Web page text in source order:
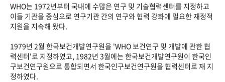
WHO는 1972년부터 국내에 수많은 연구 및 기술협력센터를 지정하고
이들 기관을 중심으로 연구기관 간의 연구와 협력 강화에 필요한 재정적
지원을 지속해 왔다.
1979년 2월 한국보건개발연구원을 'WHO 보건연구 및 개발에 관한 협
력센터'로 지정하였고, 1982년 3월에는 한국보건개발연구원이 한국인
구보건연구원으로 통합되면서 한국인구보건연구원을 협력센터로 재 지
정하였다.